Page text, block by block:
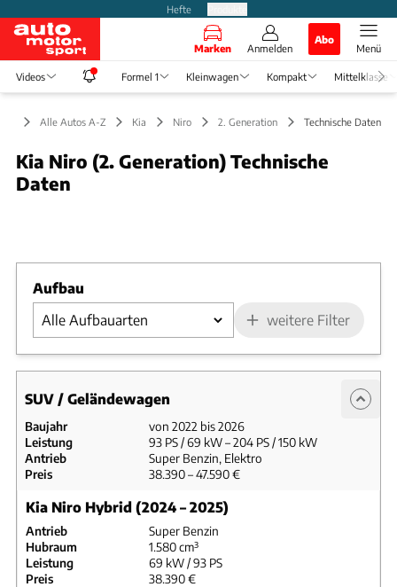
Hefte
Marken Anmelden
Abo
Menü
Videos Formel 1 Kleinwagen Kompakt Mittelklasse
Alle Autos A-Z Kia Niro 2. Generation Technische Daten
Kia Niro (2. Generation) Technische
Daten
Aufbau
weitere Filter
SUV / Geländewagen
Baujahr
von 2022 bis 2026
Leistung
93 PS / 69 kW – 204 PS / 150 kW
Antrieb
Super Benzin, Elektro
Preis
38.390 – 47.590 €
Kia Niro Hybrid (2024 – 2025)
Antrieb
Super Benzin
Hubraum
1.580 cm³
Leistung
69 kW / 93 PS
Preis
38.390 €